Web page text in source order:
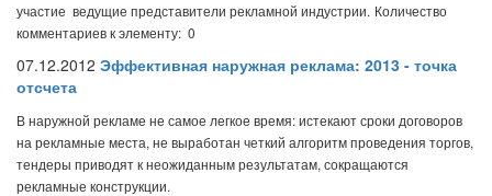
участие ведущие представители рекламной индустрии. Количество
комментариев к элементу: 0
07.12.2012 Эффективная наружная реклама: 2013 - точка
отсчета
В наружной рекламе не самое легкое время: истекают сроки договоров
на рекламные места, не выработан четкий алгоритм проведения торгов,
тендеры приводят к неожиданным результатам, сокращаются
рекламные конструкции.